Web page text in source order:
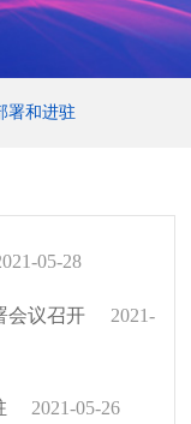
署和进驻
05-28
会议召开
2021-
2021-05-26